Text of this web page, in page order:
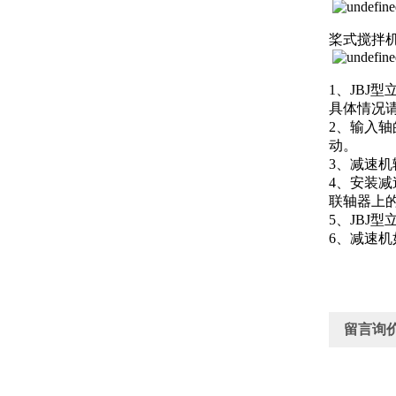
桨式搅拌
1、JBJ型
具体情况
2、输入
动。
3、减速
4、安装
联轴器上
5、JBJ型
6、减速
留言询